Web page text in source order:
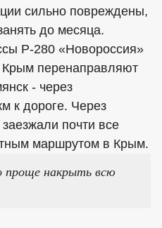
сильно повреждены,
до месяца.
Р-280 «Новороссия»
Крым перенаправляют
- через
к дороге. Через
почти все
маршрутом в Крым.
накрыть всю